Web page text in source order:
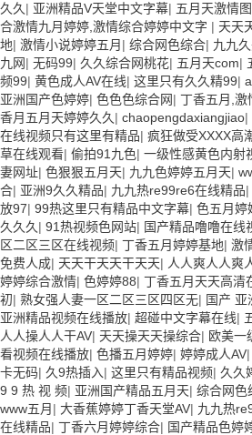
久久 | 亚洲精品V天堂中文字幕| 五月天激情
合激情九月婷婷,激情综合婷婷中文字 | 天天
地| 激情小说婷婷五月 | 综合网色综合| 九九
九网| 无码99| 久久综合网桃花| 五月天com|
频99| 黄色成人AV在线| 这里只有久久精99|
亚洲国产色婷婷| 色色色综合网| 丁香五月,激
香月五月天婷婷久久 | chaopengdaxiangjiao|
在线视频只有这里有精品| 疯狂做受XXXX高
草在线观看| 偷拍91九色| 一级性感黄色内射
妻网址| 色狠狠五月天| 九九色婷婷五月天|
合| 亚洲9久久精品| 九九热re99re6在线精品|
放97| 99热这里只有精品中文字幕| 色五月婷
久久久 | 91热视频色网站| 国产精品噜噜在线
区二区三区在线视频| 丁香五月婷婷基地| 激
免费人成| 天天干天天干天天| 人人爽人人爽
婷婷综合激情| 色婷婷88| 丁香五月天天高清
初| 熟女强人妻一区二区三区四区无| 国产 亚
亚洲精品视频在线播放| 超碰中文字幕在线|
人人操人人干AV| 天天操天天操综合| 欧美一
看视频在线播放| 色播五月婷婷| 婷婷成人AV|
卡无码| 久9热插入| 这里只有精品视频| 久久
9 9 热 视 频| 亚洲国产精品五月天| 综合网色
www五月 | 大香蕉婷婷丁香天堂AV| 九九热
在线精品| 丁香六月婷婷综合| 国产精品色婷